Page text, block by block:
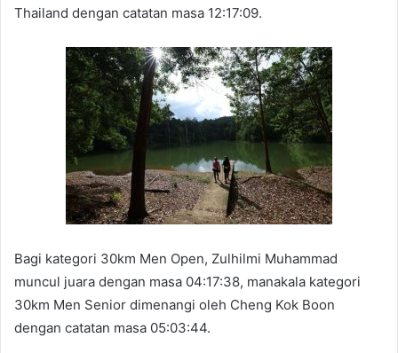
Thailand dengan catatan masa 12:17:09.
Bagi kategori 30km Men Open, Zulhilmi Muhammad
muncul juara dengan masa 04:17:38, manakala kategori
30km Men Senior dimenangi oleh Cheng Kok Boon
dengan catatan masa 05:03:44.